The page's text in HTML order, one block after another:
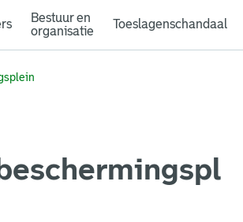
Bestuur en
organisatie
Toeslagenschandaal